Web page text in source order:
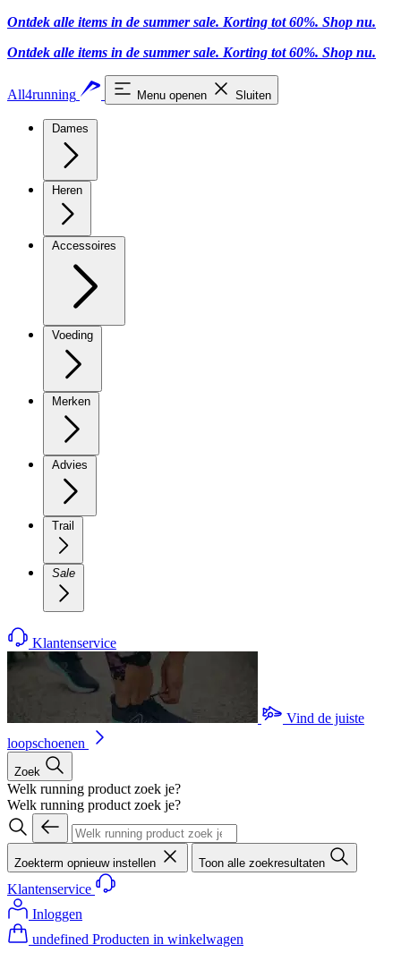
Ontdek alle items in de summer sale. Korting tot 60%. Shop nu.
Ontdek alle items in de summer sale. Korting tot 60%. Shop nu.
All4running Menu openen Sluiten
Dames
Heren
Accessoires
Voeding
Merken
Advies
Trail
Sale
Klantenservice
Vind de juiste
loopschoenen
Zoek
Welk running product zoek je?
Welk running product zoek je?
Zoekterm opnieuw instellen Toon alle zoekresultaten
Klantenservice
Inloggen
undefined Producten in winkelwagen